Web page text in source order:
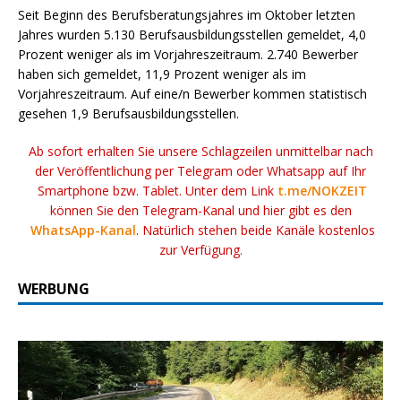
Seit Beginn des Berufsberatungsjahres im Oktober letzten
Jahres wurden 5.130 Berufsausbildungsstellen gemeldet, 4,0
Prozent weniger als im Vorjahreszeitraum. 2.740 Bewerber
haben sich gemeldet, 11,9 Prozent weniger als im
Vorjahreszeitraum. Auf eine/n Bewerber kommen statistisch
gesehen 1,9 Berufsausbildungsstellen.
Ab sofort erhalten Sie unsere Schlagzeilen unmittelbar nach
der Veröffentlichung per Telegram oder Whatsapp auf Ihr
Smartphone bzw. Tablet. Unter dem Link t.me/NOKZEIT
können Sie den Telegram-Kanal und hier gibt es den
WhatsApp-Kanal. Natürlich stehen beide Kanäle kostenlos
zur Verfügung.
WERBUNG